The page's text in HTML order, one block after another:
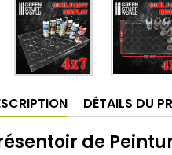
DÉTAILS DU
de